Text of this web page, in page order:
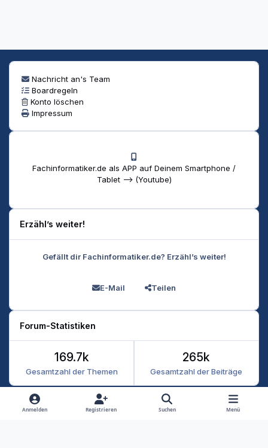
Nachricht an's Team
Boardregeln
Konto löschen
Impressum
Fachinformatiker.de als APP auf Deinem Smartphone /
Tablet --> (Youtube)
Erzähl’s weiter!
Gefällt dir Fachinformatiker.de? Erzähl’s weiter!
E-Mail Teilen
Forum-Statistiken
Gesamtzahl der Themen
169.7k
Gesamtzahl der Beiträge
265k
Heller Modus
Dunkler Modus
Systemeinstellung
Anmelden Registrieren Suchen Menü